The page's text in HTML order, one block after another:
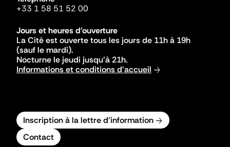
+33 1 58 51 52 00
Jours et heures d'ouverture
La Cité est ouverte tous les jours de 11h à 19h
(sauf le mardi).
Nocturne le jeudi jusqu'à 21h.
Informations et conditions d'accueil
Inscription à la lettre d'information
Contact